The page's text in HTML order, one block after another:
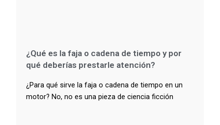
¿Qué es la faja o cadena de tiempo y por
qué deberías prestarle atención?
¿Para qué sirve la faja o cadena de tiempo en un
motor? No, no es una pieza de ciencia ficción